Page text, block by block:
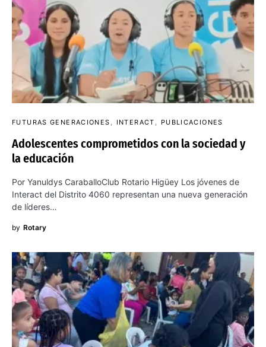
FUTURAS GENERACIONES INTERACT PUBLICACIONES
Adolescentes comprometidos con la sociedad y
la educación
Por Yanuldys CaraballoClub Rotario Higüey Los jóvenes de
Interact del Distrito 4060 representan una nueva generación
de líderes…
by Rotary